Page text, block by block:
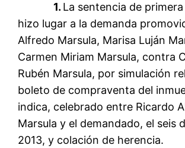
1. La sentencia de
hizo lugar a la demanda
Alfredo Marsula, Marisa Luján
Carmen Miriam Marsula, contra
Rubén Marsula, por simulación
boleto de compraventa del
indica, celebrado entre Ricardo
Marsula y el demandado, el seis
2013, y colación de herencia.